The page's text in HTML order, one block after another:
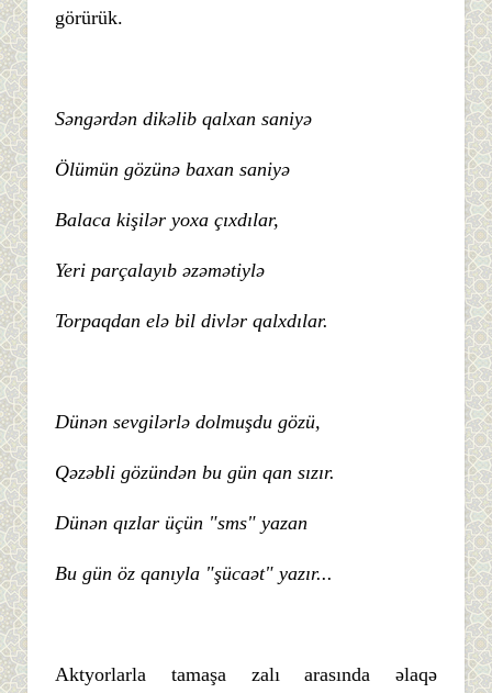
görürük.
Səngərdən dikəlib qalxan saniyə
Ölümün gözünə baxan saniyə
Balaca kişilər yoxa çıxdılar,
Yeri parçalayıb əzəmətiylə
Torpaqdan elə bil divlər qalxdılar.
Dünən sevgilərlə dolmuşdu gözü,
Qəzəbli gözündən bu gün qan sızır.
Dünən qızlar üçün "sms" yazan
Bu gün öz qanıyla "şücaət" yazır...
Aktyorlarla tamaşa zalı arasında əlaqə